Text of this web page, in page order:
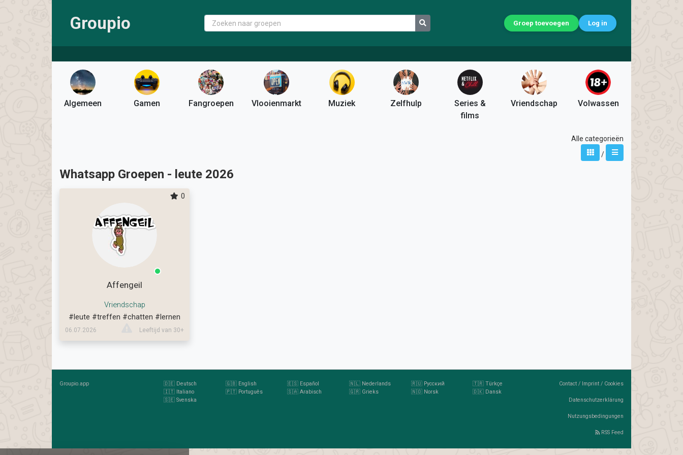
Groupio Groep toevoegen Log in
Algemeen Gamen Fangroepen Vlooienmarkt Muziek Zelfhulp
Series &
films
Vriendschap Volwassen
Alle categorieën
/
Whatsapp Groepen - leute 2026
0
Affengeil
Vriendschap
#leute #treffen #chatten #lernen
06.07.2026 Leeftijd van 30+
Groupio.app 🇩🇪 Deutsch 🇬🇧 English 🇪🇸 Español 🇳🇱 Nederlands 🇷🇺 Русский
🇹🇷 Türkçe
🇮🇹 Italiano
🇵🇹 Português 🇸🇦 Arabisch 🇬🇷 Grieks 🇳🇴 Norsk
🇩🇰 Dansk
🇸🇪 Svenska
Contact / Imprint / Cookies
Datenschutzerklärung
Nutzungsbedingungen
RSS Feed